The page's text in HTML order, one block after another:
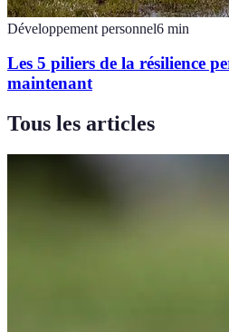
Développement personnel6 min
Les 5 piliers de la résilience
maintenant
Tous les articles